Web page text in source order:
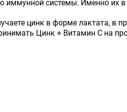
иммунной системы. Именно их
цинк в форме лактата, в
Цинк + Витамин С на